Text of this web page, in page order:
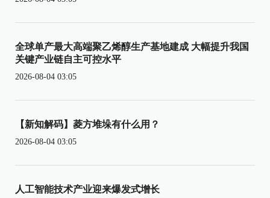
全球单产最大高端聚乙烯醇生产基地建成 大幅提升我国
关键产业链自主可控水平
2026-08-04 03:05
【新知解码】菱方堆垛有什么用？
2026-08-04 03:05
人工智能技术产业迎来爆发式增长